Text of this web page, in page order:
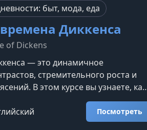
инструментом влияния. Э
быт, мода, еда
Диккенса
of Dickens
— это динамичное
стремительного роста и
В этом курсе вы узнаете, как
творчество великого писателя и
на викторианскую реальность
актуальным.Лондон XIX века:
Посмотреть